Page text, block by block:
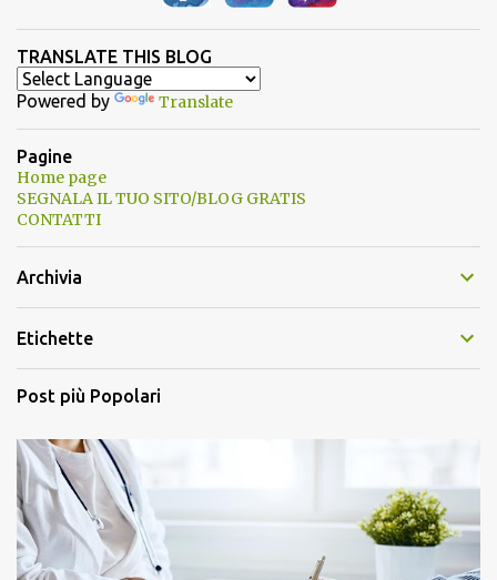
TRANSLATE THIS BLOG
Powered by Translate
Pagine
Home page
SEGNALA IL TUO SITO/BLOG GRATIS
CONTATTI
Archivia
Etichette
Post più Popolari